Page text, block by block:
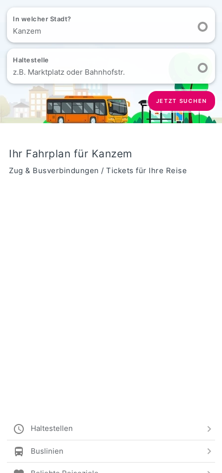
In welcher Stadt?
Kanzem
Haltestelle
z.B. Marktplatz oder Bahnhofstr.
JETZT SUCHEN
Ihr Fahrplan für Kanzem
Zug & Busverbindungen / Tickets für Ihre Reise
Haltestellen
Buslinien